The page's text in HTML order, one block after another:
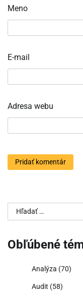
Meno
E-mail
Adresa webu
Hľadať:
Obľúbené
Analýza (70)
Audit (58)